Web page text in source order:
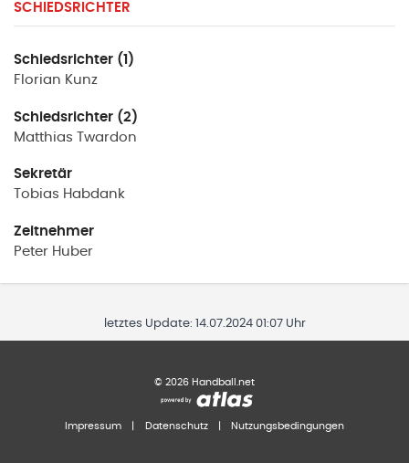
SCHIEDSRICHTER
Schiedsrichter (1)
Florian Kunz
Schiedsrichter (2)
Matthias Twardon
Sekretär
Tobias Habdank
Zeitnehmer
Peter Huber
letztes Update: 14.07.2024 01:07 Uhr
© 2026 Handball.net
Impressum Datenschutz Nutzungsbedingungen